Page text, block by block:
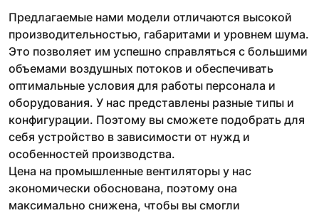
Предлагаемые нами модели отличаются высокой
производительностью, габаритами и уровнем шума.
Это позволяет им успешно справляться с большими
объемами воздушных потоков и обеспечивать
оптимальные условия для работы персонала и
оборудования. У нас представлены разные типы и
конфигурации. Поэтому вы сможете подобрать для
себя устройство в зависимости от нужд и
особенностей производства.
Цена на промышленные вентиляторы у нас
экономически обоснована, поэтому она
максимально снижена, чтобы вы смогли